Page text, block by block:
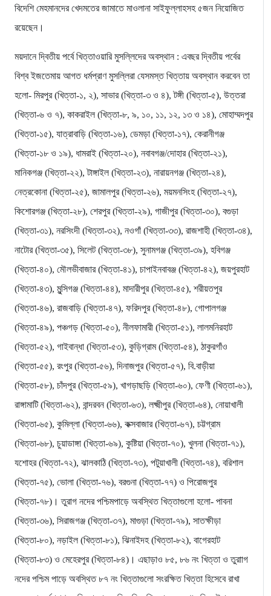
বিদেশি মেহমানদের খেদমতের জামাতে মাওলানা সাইফুল্লাহসহ ৫জন নিয়োজিত
রয়েছেন।
ময়দানে দ্বিতীয় পর্বে খিত্তাওয়ারি মুসল্লিদের অবস্থান : এবছর দ্বিতীয় পর্বের
বিশ্ব ইজতেমায় আগত ধর্মপ্রাণ মুসল্লিরা যেসমস্ত খিত্তায় অবস্থান করবেন তা
হলো- মিরপুর (খিত্তা-১, ২), সাভার (খিত্তা-৩ ও ৪), টঙ্গী (খিত্তা-৫), উত্তরা
(খিত্তা-৬ ও ৭), কাকরাইল (খিত্তা-৮, ৯, ১০, ১১, ১২, ১৩ ও ১৪), মোহাম্মদপুর
(খিত্তা-১৫), যাত্রাবাড়ি (খিত্তা-১৬), ডেমড়া (খিত্তা-১৭), কেরানীগঞ্জ
(খিত্তা-১৮ ও ১৯), ধামরাই (খিত্তা-২০), নবাবগঞ্জ/দোহার (খিত্তা-২১),
মানিকগঞ্জ (খিত্তা-২২), টাঙ্গাইল (খিত্তা-২৩), নারায়নগঞ্জ (খিত্তা-২৪),
নেত্রকোনা (খিত্তা-২৫), জামালপুর (খিত্তা-২৬), ময়মনসিংহ (খিত্তা-২৭),
কিশোরগঞ্জ (খিত্তা-২৮), শেরপুর (খিত্তা-২৯), গাজীপুর (খিত্তা-৩০), বগুড়া
(খিত্তা-৩১), নরসিংদী (খিত্তা-৩২), নওগাঁ (খিত্তা-৩৩), রাজশাহী (খিত্তা-৩৪),
নাটোর (খিত্তা-৩৫), সিলেট (খিত্তা-৩৮), সুনামগঞ্জ (খিত্তা-৩৯), হবিগঞ্জ
(খিত্তা-৪০), মৌলভীবাজার (খিত্তা-৪১), চাপাইনবাবঞ্জ (খিত্তা-৪২), জয়পুরহাট
(খিত্তা-৪৩), মুন্সিগঞ্জ (খিত্তা-৪৪), মাদারীপুর (খিত্তা-৪৫), শরীয়তপুর
(খিত্তা-৪৬), রাজবাড়ি (খিত্তা-৪৭), ফরিদপুর (খিত্তা-৪৮), গোপালগঞ্জ
(খিত্তা-৪৯), পঞ্চগড় (খিত্তা-৫০), নীলফামারী (খিত্তা-৫১), লালমনিরহাট
(খিত্তা-৫২), গাইবান্ধা (খিত্তা-৫৩), কুড়িগ্রাম (খিত্তা-৫৪), ঠাকুরগাঁও
(খিত্তা-৫৫), রংপুর (খিত্তা-৫৬), দিনাজপুর (খিত্তা-৫৭), বি.বাড়ীয়া
(খিত্তা-৫৮), চাঁদপুর (খিত্তা-৫৯), খাগড়াছড়ি (খিত্তা-৬০), ফেণী (খিত্তা-৬১),
রাঙ্গামাটি (খিত্তা-৬২), বান্দরবন (খিত্তা-৬৩), লক্ষ্মীপুর (খিত্তা-৬৪), নোয়াখালী
(খিত্তা-৬৫), কুমিল্লা (খিত্তা-৬৬), কক্সবাজার (খিত্তা-৬৭), চট্টগ্রাম
(খিত্তা-৬৮), চুয়াডাঙ্গা (খিত্তা-৬৯), কুষ্টিয়া (খিত্তা-৭০), খুলনা (খিত্তা-৭১),
যশোহর (খিত্তা-৭২), ঝালকাঠি (খিত্তা-৭৩), পটুয়াখালী (খিত্তা-৭৪), বরিশাল
(খিত্তা-৭৫), ভোলা (খিত্তা-৭৬), বরগুনা (খিত্তা-৭৭) ও পিরোজপুর
(খিত্তা-৭৮)। তুরাগ নদের পশ্চিমপাড়ে অবস্থিত খিত্তাগুলো হলো- পাবনা
(খিত্তা-৩৬), সিরাজগঞ্জ (খিত্তা-৩৭), মাগুড়া (খিত্তা-৭৯), সাতক্ষীড়া
(খিত্তা-৮০), নড়াইল (খিত্তা-৮১), ঝিনাইদহ (খিত্তা-৮২), বাগেরহাট
(খিত্তা-৮৩) ও মেহেরপুর (খিত্তা-৮৪)। এছাড়াও ৮৫, ৮৬ নং খিত্তা ও তুরাাগ
নদের পশ্চিম পাড়ে অবস্থিত ৮৭ নং খিত্তাগুলো সংরক্ষিত খিত্তা হিসেবে রাখা